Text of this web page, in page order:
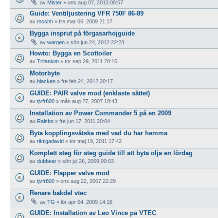
av Mister » ons aug 07, 2013 08:57
Guide: Ventiljustering VFR 750F 86-89
av moshh » fre mar 06, 2009 21:17
Bygga insprut på förgasarhojguide
av wargen » sön jun 24, 2012 22:23
Howto: Bygga en Scottoiler
av Tritanium » tor sep 29, 2011 20:15
Motorbyte
av blacken » fre feb 24, 2012 20:17
GUIDE: PAIR valve mod (enklaste sättet)
av tjvfr800 » mån aug 27, 2007 18:43
Installation av Power Commander 5 på en 2009
av Ralsbo » fre jun 17, 2011 20:04
Byta kopplingsvätska med vad du har hemma
av riktigadavid » tor maj 19, 2011 17:42
Komplett steg för steg guide till att byta olja en lördag
av dubbear » sön jul 26, 2009 00:03
GUIDE: Flapper valve mod
av tjvfr800 » ons aug 22, 2007 22:29
Renare bakdel vtec
av TG » lör apr 04, 2009 14:16
GUIDE: Installation av Leo Vince på VTEC